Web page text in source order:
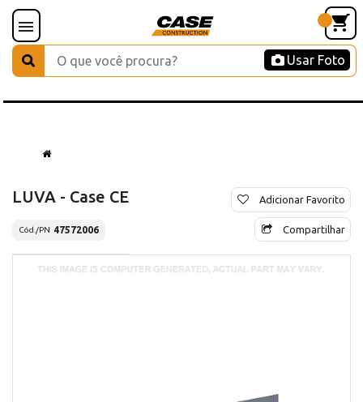
Usar Foto
LUVA - Case CE
Cód./PN 47572006
Adicionar Favorito
Compartilhar